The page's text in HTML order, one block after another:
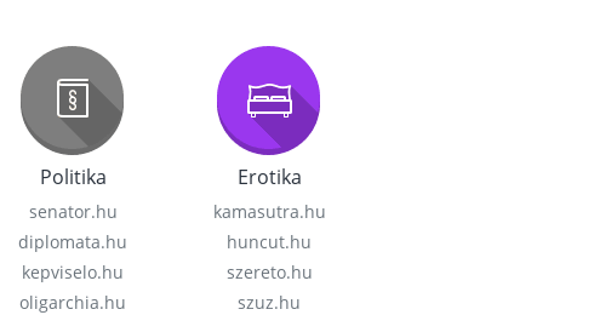
Politika
senator.hu
diplomata.hu
kepviselo.hu
oligarchia.hu
Erotika
kamasutra.hu
huncut.hu
szereto.hu
szuz.hu